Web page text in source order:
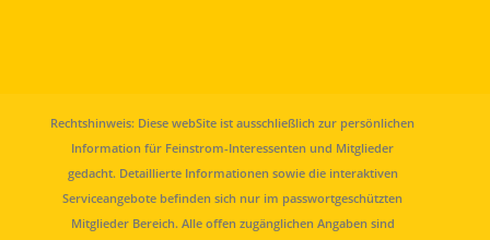
Rechtshinweis: Diese webSite ist ausschließlich zur persönlichen
Information für Feinstrom-Interessenten und Mitglieder
gedacht. Detaillierte Informationen sowie die interaktiven
Serviceangebote befinden sich nur im passwortgeschützten
Mitglieder Bereich. Alle offen zugänglichen Angaben sind